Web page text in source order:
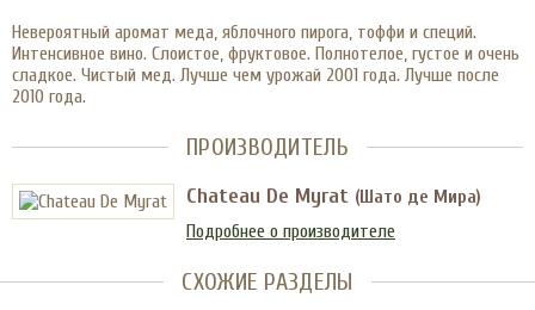
Невероятный аромат меда, яблочного пирога, тоффи и специй.
Интенсивное вино. Слоистое, фруктовое. Полнотелое, густое и очень
сладкое. Чистый мед. Лучше чем урожай 2001 года. Лучше после
2010 года.
ПРОИЗВОДИТЕЛЬ
Chateau De Myrat (Шато де Мира)
Подробнее о производителе
СХОЖИЕ РАЗДЕЛЫ